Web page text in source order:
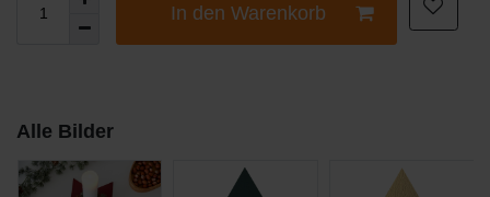
In den Warenkorb
Alle Bilder